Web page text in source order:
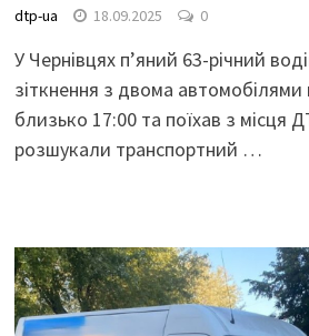
dtp-ua 18.09.2025 0
У Чернівцях п’яний 63-річний
зіткнення з двома автомобілями
близько 17:00 та поїхав з місця
розшукали транспортний …